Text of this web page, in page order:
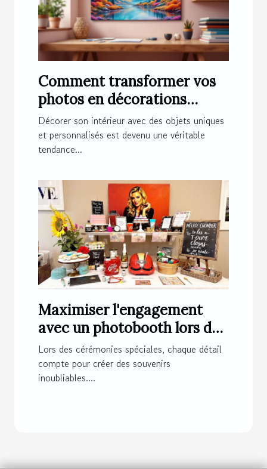
Comment transformer vos
photos en décorations
magnétiques originales ?
Décorer son intérieur avec des objets uniques
et personnalisés est devenu une véritable
tendance...
Maximiser l'engagement
avec un photobooth lors de
cérémonies spéciales
Lors des cérémonies spéciales, chaque détail
compte pour créer des souvenirs
inoubliables....